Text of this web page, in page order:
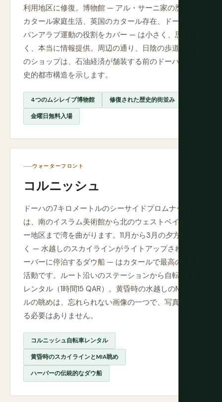
利用地区に修復。博物館 — アル・サーニ家の歴史、
カタール家庭生活、英国のカタール存在、ドーハの
パンアラブ運動の役割をカバー — は小さく、思慮深
く、本当に情報提供。周辺の通り、日陰の歩道と1階
のショップは、石油経済が舗装する前のドーハの歴
史的都市構造を示します。
4つのムシレイブ博物館 修復された歴史的街並み
金曜日無料入場
ウォーターフロント
コルニッシュ
ドーハの7キロメートルのシーサイドプロムナード
は、南のイスラム美術館から北のウェストベイタワ
ー地区まで湾を曲がります。11月から3月の夕方に歩
く — 水越しのスカイラインがライトアップされ、ハ
ーバーに停泊するダウ船 — はカタールで最高の無料
活動です。ルート沿いのステーションから自転車を
レンタル（1時間15 QAR）。黄昏時の水越しのMIAビ
ルの眺めは、忘れられない画像の一つで、写真を撮
る必要はありません。
コルニッシュ自転車レンタル
黄昏時のスカイラインとMIA眺め
ハーバーの伝統的なダウ船